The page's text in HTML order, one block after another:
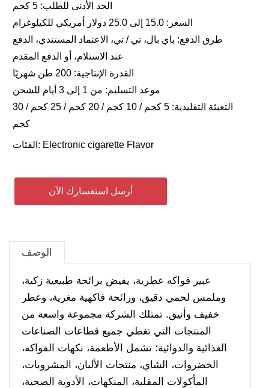
الحد الأدنى للطلب: 5 كجم
السعر: 15.0 إلى 25.0 دولار أمريكي للكيلوغرام
طرق الدفع: باي بال، تي / تي، الاعتماد المستندي، الدفع
عند الاستلام، أو الدفع المقدم
القدرة الإنتاجية: 200 طن شهريًا
موعد التسليم: من 1 إلى 3 أيام للشحن
التعبئة التقليدية: 5 كجم / 10 كجم / 20 كجم / 25 كجم / 30
كجم
الفئات: Electronic cigarette Flavor
أرسل استفسارك الآن
الوصف
عبير فواكه عطرية، يفيض برائحة طبيعية زكية،
وملمس لحمي دقيق، ورائحة فاكهية مغرية، وعطر
خفيف وأنيق. تمتلك الشركة مجموعة واسعة من
المنتجات التي تغطي جميع قطاعات الصناعات
الغذائية والدوائية؛ تشمل الأطعمة، نكهات الفواكه،
الخضروات، الشاي، منتجات الألبان، المشروبات،
المأكولات المقلية، المنكهات، الأدوية الصحية،